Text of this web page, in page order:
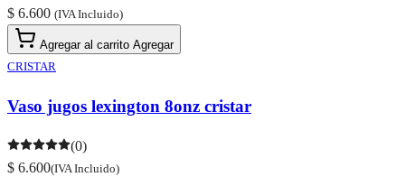
$ 6.600 (IVA Incluido)
Agregar al carrito Agregar
CRISTAR
Vaso jugos lexington 8onz cristar
(0)
$ 6.600(IVA Incluido)